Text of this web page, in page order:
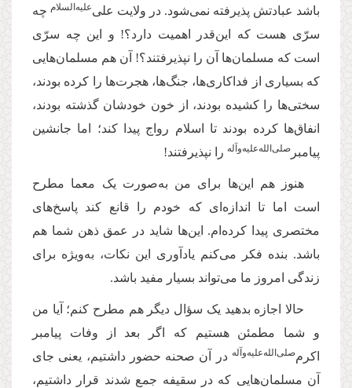
باشد عبادتش پذیرفته نمی‌شود. در ولایت علی‌علیه‌‌السلام چه
سرّی هست که این‌قدر اهمیت دارد؟! و این چه سرّی
است که مسلمان‌ها آن را نپذیرفتند؟! آن هم مسلمان‌هایی
که بسیاری از فداکاری‌ها، جنگ‌ها، هجرت‌ها را کرده بودند،
سختی‌ها را کشیده بودند، از خون خودشان گذشته بودند،
انفاق‌ها کرده بودند تا اسلام رواج پیدا کند؛ اما جانشین
پیامبر صلی‌‌الله‌‌علیه‌‌و‌آله را نپذیرفتند!
هنوز هم این‌ها برای من به‌صورت یک معما مطرح
است اما تا اندازه‌ای که خودم را قانع کند پاسخ‌های
مختصری پیدا کرده‌ام. این‌ها شاید در عمق ذهن شما هم
باشد. بنده فکر می‌کنم یادآوری این نکات، به‌ویژه برای
زندگی امروز ما می‌تواند بسیار مفید باشد.
حالا اجازه بدهید یک سؤال دیگر هم مطرح کنم؛ آیا من
و شما مطمئن هستیم که اگر بعد از وفات پیامبر
اکرم‌صلی‌‌الله‌‌علیه‌‌و‌آله در آن صحنه حضور داشتیم، یعنی جای
آن مسلمان‌هایی که در سقیفه جمع شدند قرار داشتیم،